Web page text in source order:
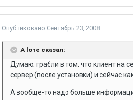
Опубликовано Сентябрь 23, 2008
A lone сказал:
Думаю, грабли в том, что клиент на
сервер (после установки) и сейчас
А вообще-то надо больше